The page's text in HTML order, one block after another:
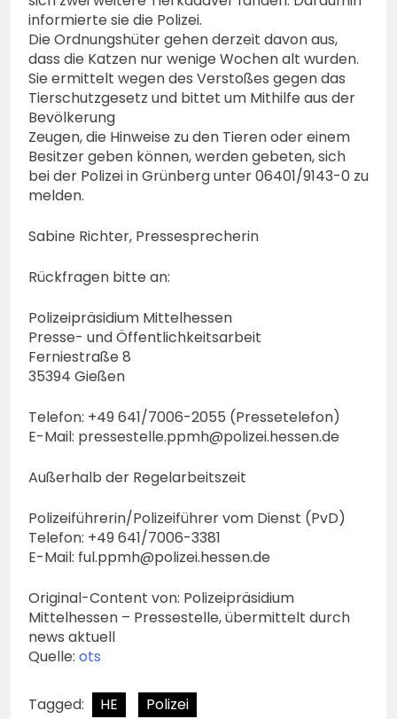
informierte sie die Polizei.
Die Ordnungshüter gehen derzeit davon aus,
dass die Katzen nur wenige Wochen alt wurden.
Sie ermittelt wegen des Verstoßes gegen das
Tierschutzgesetz und bittet um Mithilfe aus der
Bevölkerung
Zeugen, die Hinweise zu den Tieren oder einem
Besitzer geben können, werden gebeten, sich
bei der Polizei in Grünberg unter 06401/9143-0 zu
melden.
Sabine Richter, Pressesprecherin
Rückfragen bitte an:
Polizeipräsidium Mittelhessen
Presse- und Öffentlichkeitsarbeit
Ferniestraße 8
35394 Gießen
Telefon: +49 641/7006-2055 (Pressetelefon)
E-Mail: pressestelle.ppmh@polizei.hessen.de
Außerhalb der Regelarbeitszeit
Polizeiführerin/Polizeiführer vom Dienst (PvD)
Telefon: +49 641/7006-3381
E-Mail: ful.ppmh@polizei.hessen.de
Original-Content von: Polizeipräsidium
Mittelhessen – Pressestelle, übermittelt durch
news aktuell
Quelle: ots
Tagged: HE Polizei